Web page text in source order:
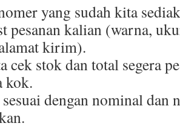
yang sudah kita
pesanan kalian (warna,
kirim).
cek stok dan total segera
kok.
dengan nominal dan